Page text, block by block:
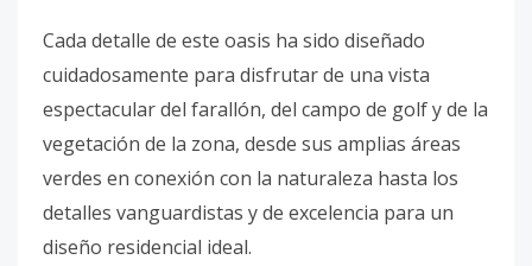
Cada detalle de este oasis ha sido diseñado
cuidadosamente para disfrutar de una vista
espectacular del farallón, del campo de golf y de la
vegetación de la zona, desde sus amplias áreas
verdes en conexión con la naturaleza hasta los
detalles vanguardistas y de excelencia para un
diseño residencial ideal.